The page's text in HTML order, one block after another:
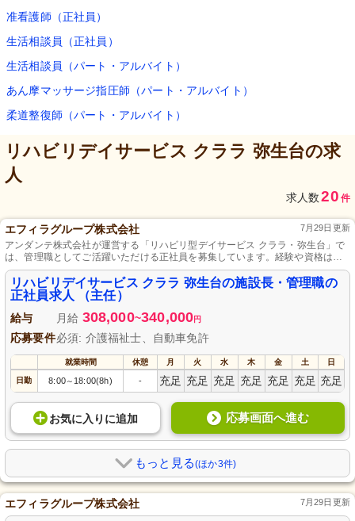
准看護師（正社員）
生活相談員（正社員）
生活相談員（パート・アルバイト）
あん摩マッサージ指圧師（パート・アルバイト）
柔道整復師（パート・アルバイト）
リハビリデイサービス クララ 弥生台の求
人
求人数 20 件
エフィラグループ株式会社 7月29日更新
アンダンテ株式会社が運営する「リハビリ型デイサービス クララ・弥生台」で
は、管理職としてご活躍いただける正社員を募集しています。経験や資格は不
問。利用者の皆様の生活の質向上を一緒にサポートしませんか？チームの一員
として、やりがいと充実感を感じられる職場です。応募をお待ちしておりま
す。
リハビリデイサービス クララ 弥生台の施設長・管理職の
正社員求人 （主任）
給与 月給 308,000~340,000円
応募要件必須: 介護福祉士、自動車免許
就業時間 休憩 月 火 水 木 金 土 日
日勤 8:00～ 18:00(8h) - 充足 充足 充足 充足 充足 充足 充足
お気に入り に追加 応募画面へ進む
もっと見る(ほか3件)
エフィラグループ株式会社 7月29日更新